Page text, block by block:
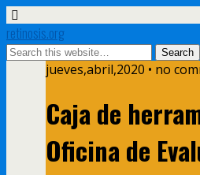
retinosis.org
jueves,abril,2020 • no
Caja de
Oficina de